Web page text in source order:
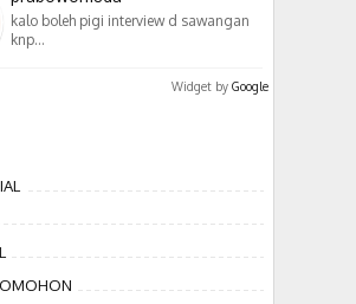
kalo boleh pigi interview d sawangan
knp…
Widget by Google